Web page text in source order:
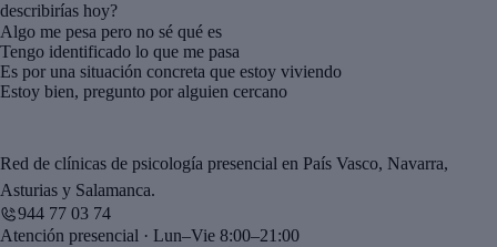
describirías hoy?
Algo me pesa pero no sé qué es
Tengo identificado lo que me pasa
Es por una situación concreta que estoy viviendo
Estoy bien, pregunto por alguien cercano
Red de clínicas de psicología presencial en País Vasco, Navarra,
Asturias y Salamanca.
944 77 03 74
Atención presencial · Lun–Vie 8:00–21:00